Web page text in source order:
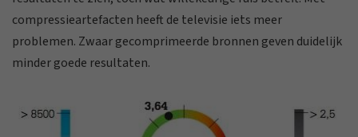
compressieartefacten heeft de televisie iets meer
problemen. Zwaar gecomprimeerde bronnen geven duidelijk
minder goede resultaten.